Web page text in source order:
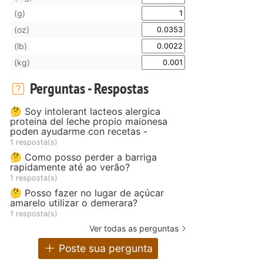
(g)
(oz)
(lb)
(kg)
Perguntas - Respostas
🤔 Soy intolerant lacteos alergica
proteina del leche propio maionesa
poden ayudarme con recetas -
1 resposta(s)
🤔 Como posso perder a barriga
rapidamente até ao verão?
1 resposta(s)
🤔 Posso fazer no lugar de açúcar
amarelo utilizar o demerara?
1 resposta(s)
Ver todas as perguntas
Poste sua pergunta